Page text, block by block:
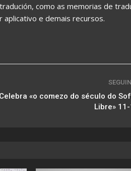
como as memorias de
e demais recursos.
Celebra «o comezo do século do
Libre»